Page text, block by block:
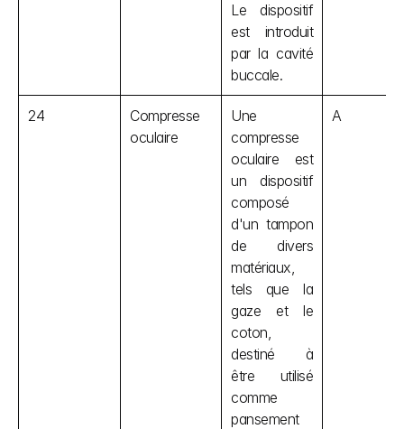
Le dispositif
est introduit
par la cavité
buccale.
24
Compresse
oculaire
Une
compresse
oculaire est
un dispositif
composé
d'un tampon
de divers
matériaux,
tels que la
gaze et le
coton,
destiné à
être utilisé
comme
pansement
A